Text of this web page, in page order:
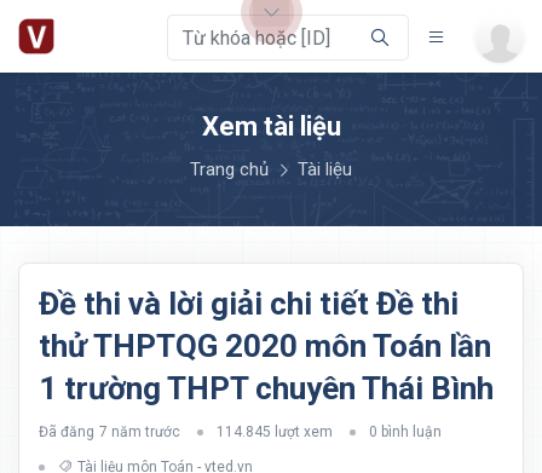
Xem tài liệu
Trang chủ Tài liệu
Đề thi và lời giải chi tiết Đề thi
thử THPTQG 2020 môn Toán lần
1 trường THPT chuyên Thái Bình
Đã đăng 7 năm trước 114.845 lượt xem 0 bình luận
Tài liệu môn Toán - vted.vn